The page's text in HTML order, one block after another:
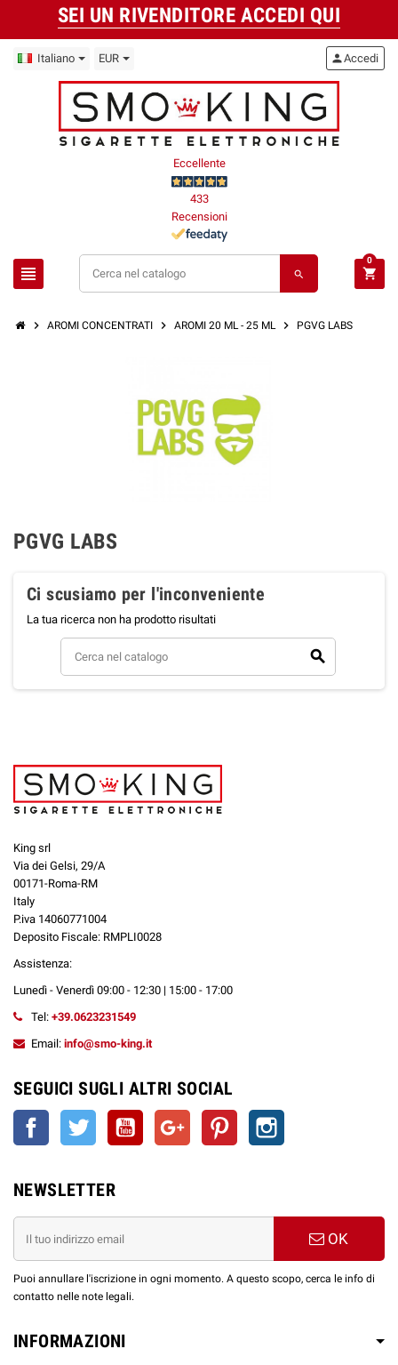
SEI UN RIVENDITORE ACCEDI QUI
Italiano EUR
Eccellente
433
Recensioni
view_headline search
personAccedi
shopping_cart
0
chevron_right AROMI CONCENTRATI chevron_right AROMI 20 ML - 25 ML chevron_right PGVG LABS
PGVG LABS
Ci scusiamo per l'inconveniente
La tua ricerca non ha prodotto risultati
search
King srl
Via dei Gelsi, 29/A
00171-Roma-RM
Italy
P.iva 14060771004
Deposito Fiscale: RMPLI0028
Assistenza:
Lunedì - Venerdì 09:00 - 12:30 | 15:00 - 17:00
Tel: +39.0623231549
Email: info@smo-king.it
SEGUICI SUGLI ALTRI SOCIAL
Facebook Twitter YouTube Google+ Pinterest
NEWSLETTER
OK
Puoi annullare l'iscrizione in ogni momento. A questo scopo, cerca le info di
contatto nelle note legali.
INFORMAZIONI